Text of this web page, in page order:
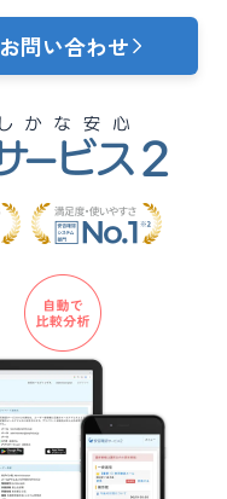
お問い合わせ